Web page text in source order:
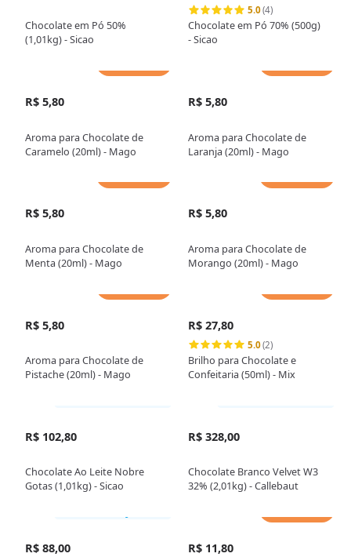
Chocolate em Pó 50%
(1,01kg) - Sicao
5.0(4)
Chocolate em Pó 70% (500g)
- Sicao
R$ 5,80
Aroma para Chocolate de
Caramelo (20ml) - Mago
R$ 5,80
Aroma para Chocolate de
Laranja (20ml) - Mago
R$ 5,80
Aroma para Chocolate de
Menta (20ml) - Mago
R$ 5,80
Aroma para Chocolate de
Morango (20ml) - Mago
R$ 5,80
Aroma para Chocolate de
Pistache (20ml) - Mago
R$ 27,80
5.0(2)
Brilho para Chocolate e
Confeitaria (50ml) - Mix
R$ 102,80
Chocolate Ao Leite Nobre
Gotas (1,01kg) - Sicao
R$ 328,00
Chocolate Branco Velvet W3
32% (2,01kg) - Callebaut
R$ 88,00 R$ 11,80